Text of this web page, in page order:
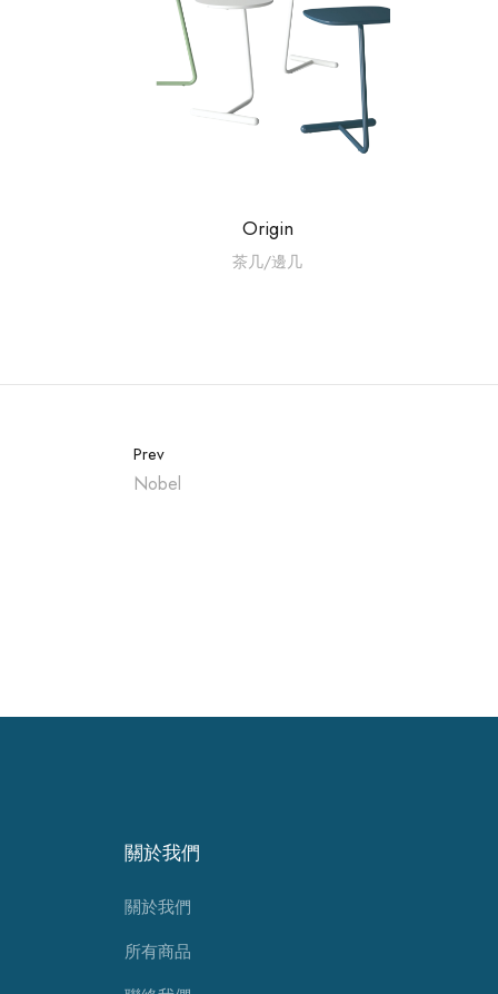
Origin
茶几/邊几
Prev
Nobel
關於我們
關於我們
所有商品